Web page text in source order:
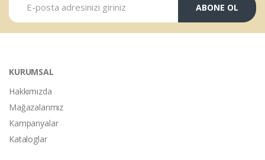
ABONE OL
KURUMSAL
Hakkımızda
Mağazalarımız
Kampanyalar
Kataloglar